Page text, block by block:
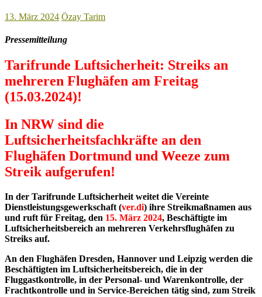
13. März 2024 Özay Tarim
Pressemitteilung
Tarifrunde Luftsicherheit: Streiks an
mehreren Flughäfen am Freitag
(15.03.2024)!
In NRW sind die
Luftsicherheitsfachkräfte an den
Flughäfen Dortmund und Weeze zum
Streik aufgerufen!
In der Tarifrunde Luftsicherheit weitet die Vereinte
Dienstleistungsgewerkschaft (ver.di) ihre Streikmaßnamen aus
und ruft für Freitag, den 15. März 2024, Beschäftigte im
Luftsicherheitsbereich an mehreren Verkehrsflughäfen zu
Streiks auf.
An den Flughäfen Dresden, Hannover und Leipzig werden die
Beschäftigten im Luftsicherheitsbereich, die in der
Fluggastkontrolle, in der Personal- und Warenkontrolle, der
Frachtkontrolle und in Service-Bereichen tätig sind, zum Streik